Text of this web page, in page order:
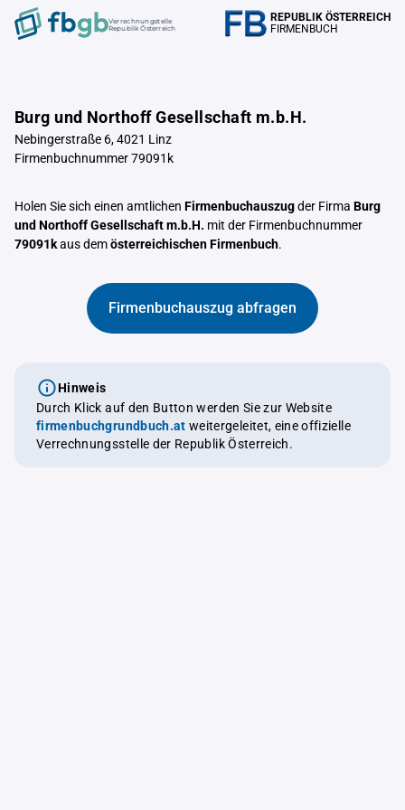
Verrechnungstelle
Republik Österreich
REPUBLIK ÖSTERREICH
FIRMENBUCH
Burg und Northoff Gesellschaft m.b.H.
Nebingerstraße 6, 4021 Linz
Firmenbuchnummer 79091k
Holen Sie sich einen amtlichen Firmenbuchauszugder Firma Burg
und Northoff Gesellschaft m.b.H. mit der Firmenbuchnummer
79091kaus demösterreichischen Firmenbuch.
Firmenbuchauszug abfragen
Hinweis
Durch Klick auf den Button werden Sie zur Website
firmenbuchgrundbuch.at weitergeleitet, eine offizielle
Verrechnungsstelle der Republik Österreich.